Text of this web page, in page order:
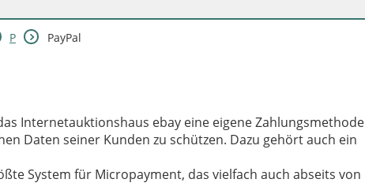
P PayPal
Internetauktionshaus ebay eine eigene Zahlungsmethode
Daten seiner Kunden zu schützen. Dazu gehört auch ein
System für Micropayment, das vielfach auch abseits von